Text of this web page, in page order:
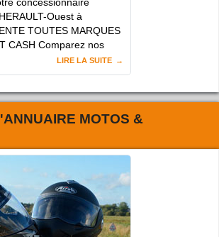
Ouest à
TOUTES MARQUES
CASH Comparez nos
LIRE LA SUITE
ANNUAIRE MOTOS &